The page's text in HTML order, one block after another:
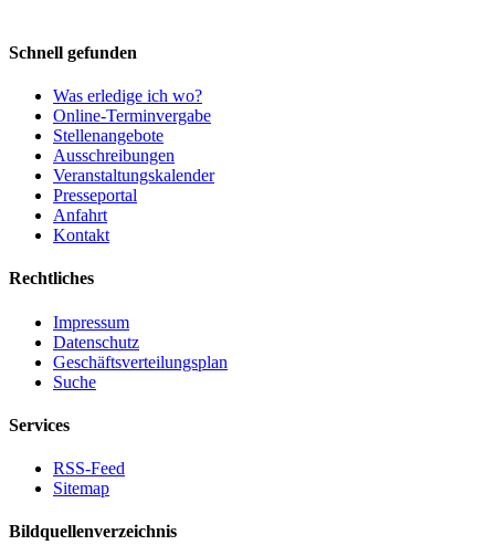
Schnell gefunden
Was erledige ich wo?
Online-Terminvergabe
Stellenangebote
Ausschreibungen
Veranstaltungskalender
Presseportal
Anfahrt
Kontakt
Rechtliches
Impressum
Datenschutz
Geschäftsverteilungsplan
Suche
Services
RSS-Feed
Sitemap
Bildquellenverzeichnis